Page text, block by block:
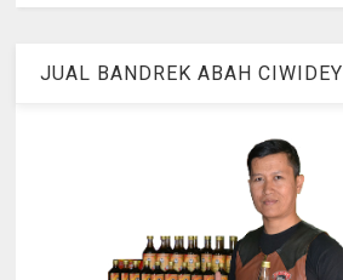
JUAL BANDREK ABAH CIWIDEY